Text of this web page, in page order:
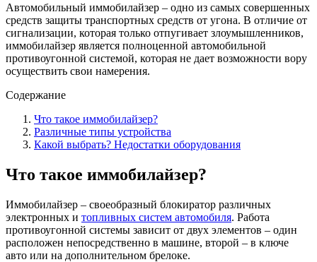
Автомобильный иммобилайзер – одно из самых совершенных
средств защиты транспортных средств от угона. В отличие от
сигнализации, которая только отпугивает злоумышленников,
иммобилайзер является полноценной автомобильной
противоугонной системой, которая не дает возможности вору
осуществить свои намерения.
Содержание
Что такое иммобилайзер?
Различные типы устройства
Какой выбрать? Недостатки оборудования
Что такое иммобилайзер?
Иммобилайзер – своеобразный блокиратор различных
электронных и топливных систем автомобиля. Работа
противоугонной системы зависит от двух элементов – один
расположен непосредственно в машине, второй – в ключе
авто или на дополнительном брелоке.